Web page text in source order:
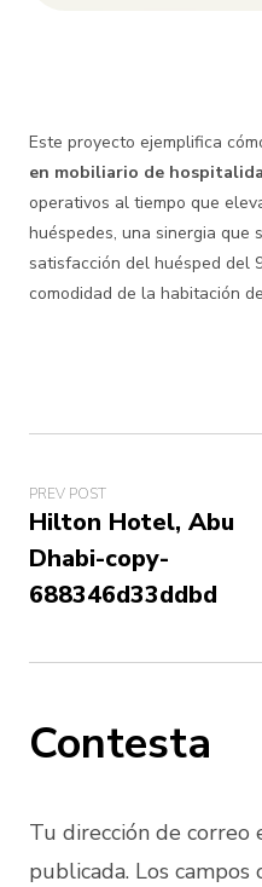
Este proyecto ejemplifica
en mobiliario de
operativos al tiempo que
huéspedes, una sinergia que
satisfacción del huésped del
comodidad de la habitación
PREV POST
Hilton Hotel, Abu
Dhabi-copy-
688346d33ddbd
Contesta
Tu dirección de correo
publicada. Los